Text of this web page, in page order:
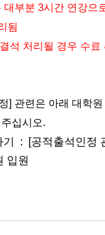
대부분 3시간 연강으
됨
석 처리될 경우 수료
] 관련은 아래 대학
십시오.
기 : [공적출석인정
입원